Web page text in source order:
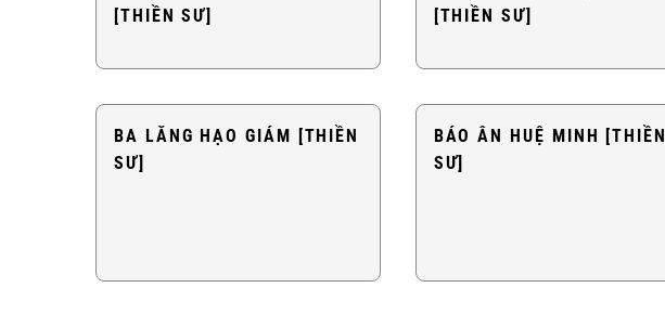
[THIỀN SƯ]
[THIỀN SƯ]
BA LĂNG HẠO GIÁM [THIỀN
SƯ]
BÁO ÂN HUỆ MINH [THIỀN
SƯ]